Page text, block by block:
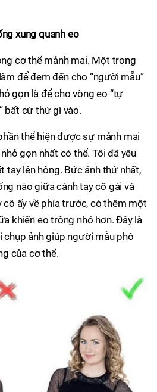
xung quanh eo
cơ thể mảnh mai. Một trong
để đem đến cho “người mẫu”
gọn là để cho vòng eo “tự
bất cứ thứ gì vào.
thể hiện được sự mảnh mai
gọn nhất có thể. Tôi đã yêu
tay lên hông. Bức ảnh thứ nhất,
nào giữa cánh tay cô gái và
cô ấy về phía trước, có thêm một
khiến eo trông nhỏ hơn. Đây là
chụp ảnh giúp người mẫu phô
của cơ thể.